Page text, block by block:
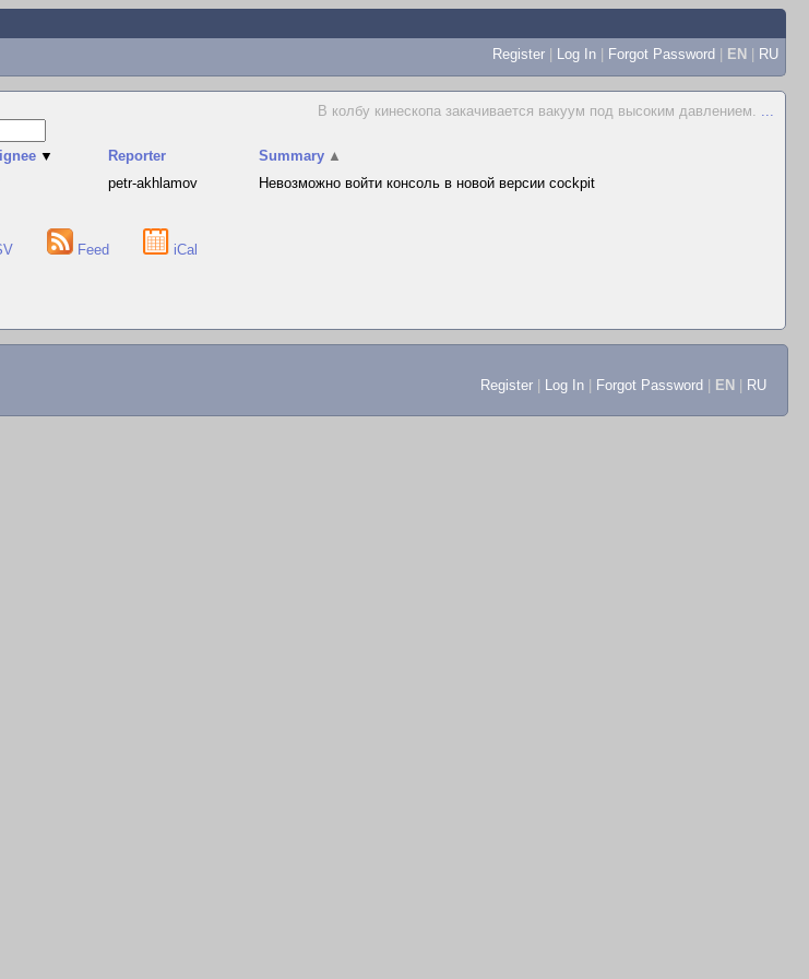
Register | Log In | Forgot Password | EN | RU
В колбу кинескопа закачивается вакуум под высоким давлением. ...
▼ Reporter Summary ▲
petr-akhlamov Невозможно войти консоль в новой версии cockpit
Feed iCal
Register Log In Forgot Password EN RU